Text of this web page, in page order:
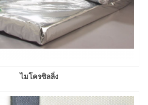
ไมโครซิลลิ่ง